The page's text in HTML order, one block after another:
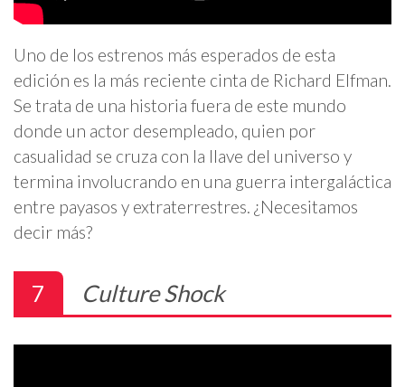
Uno de los estrenos más esperados de esta
edición es la más reciente cinta de Richard Elfman.
Se trata de una historia fuera de este mundo
donde un actor desempleado, quien por
casualidad se cruza con la llave del universo y
termina involucrando en una guerra intergaláctica
entre payasos y extraterrestres. ¿Necesitamos
decir más?
7 Culture Shock